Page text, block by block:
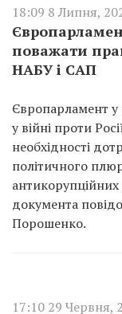
18:09 8 Липня,
поважати
НАБУ і САП
Європарламент у
у війні проти
необхідності
політичного
документа
Порошенко.
17:10 29 Червня,